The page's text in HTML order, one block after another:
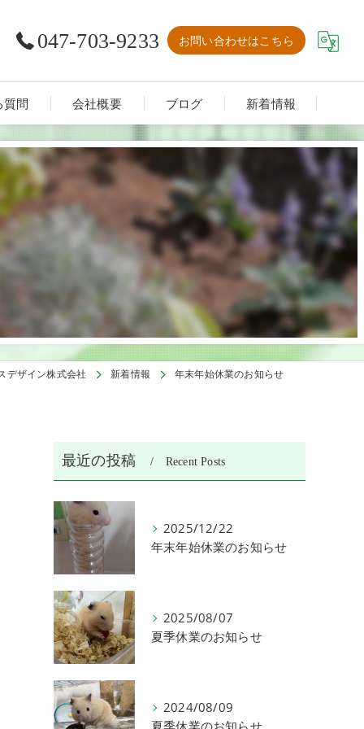
047-703-9233 お問い合わせはこちら
質問 会社概要 ブログ 新着情報
デザイン株式会社 新着情報 年末年始休業のお知らせ
最近の投稿 Recent Posts
2025/12/22
年末年始休業のお知らせ
2025/08/07
夏季休業のお知らせ
2024/08/09